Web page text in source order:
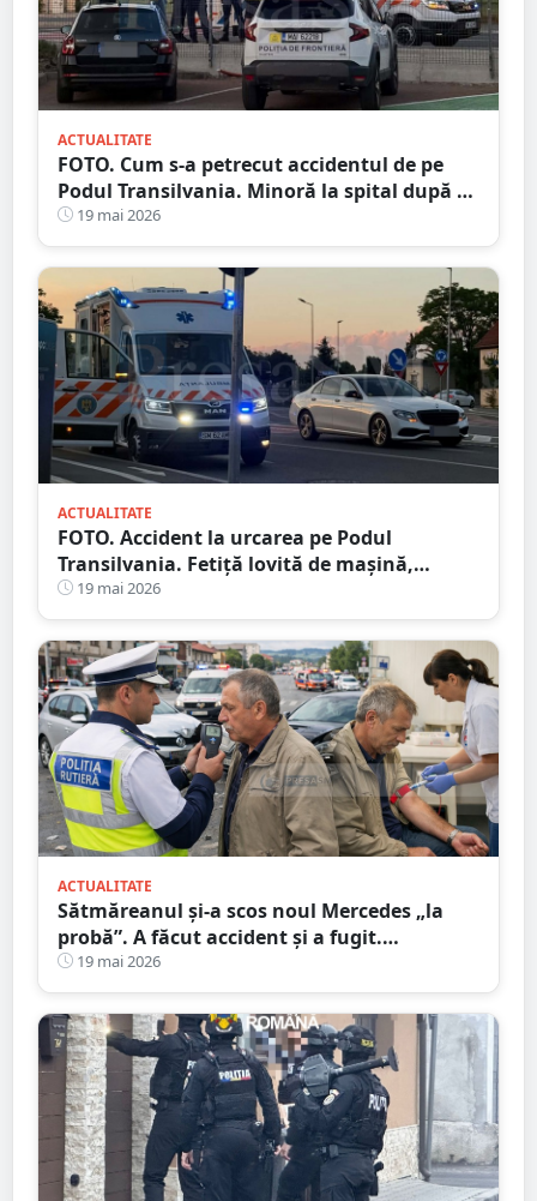
ACTUALITATE
FOTO. Cum s-a petrecut accidentul de pe
Podul Transilvania. Minoră la spital după ce
a fost lovită pe trecere
19 mai 2026
ACTUALITATE
FOTO. Accident la urcarea pe Podul
Transilvania. Fetiță lovită de mașină,
aruncată în aer
19 mai 2026
ACTUALITATE
Sătmăreanul și-a scos noul Mercedes „la
probă”. A făcut accident și a fugit.
Etilotestul, dat peste cap
19 mai 2026